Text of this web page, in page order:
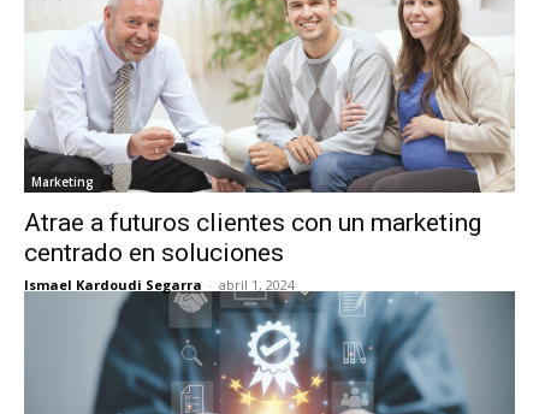
Marketing
Atrae a futuros clientes con un marketing
centrado en soluciones
Ismael Kardoudi Segarra - abril 1, 2024